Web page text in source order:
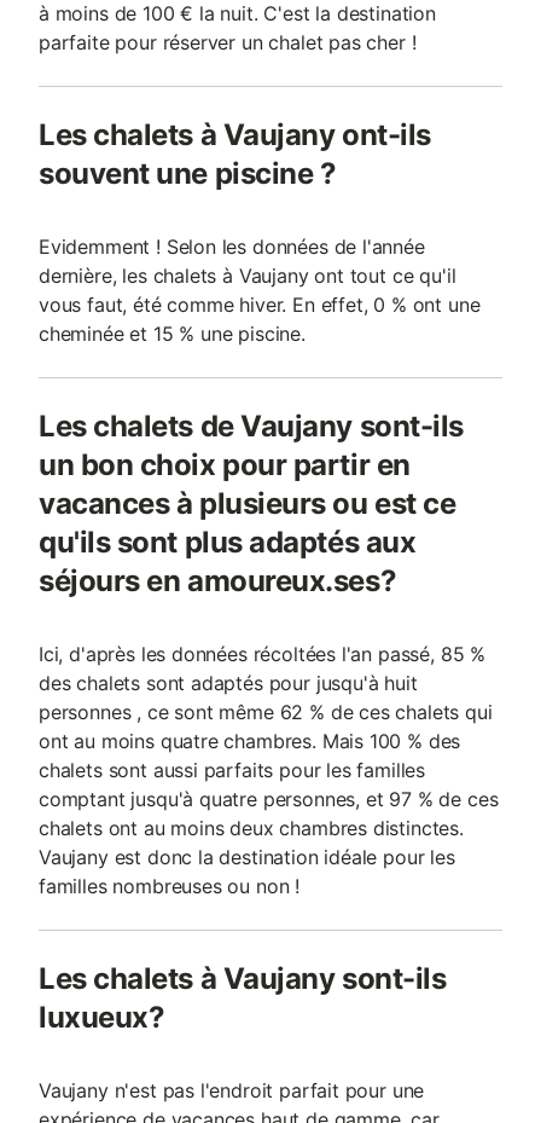
à moins de 100 € la nuit. C'est la destination
parfaite pour réserver un chalet pas cher !
Les chalets à Vaujany ont-ils
souvent une piscine ?
Evidemment ! Selon les données de l'année
dernière, les chalets à Vaujany ont tout ce qu'il
vous faut, été comme hiver. En effet, 0 % ont une
cheminée et 15 % une piscine.
Les chalets de Vaujany sont-ils
un bon choix pour partir en
vacances à plusieurs ou est ce
qu'ils sont plus adaptés aux
séjours en amoureux.ses?
Ici, d'après les données récoltées l'an passé, 85 %
des chalets sont adaptés pour jusqu'à huit
personnes , ce sont même 62 % de ces chalets qui
ont au moins quatre chambres. Mais 100 % des
chalets sont aussi parfaits pour les familles
comptant jusqu'à quatre personnes, et 97 % de ces
chalets ont au moins deux chambres distinctes.
Vaujany est donc la destination idéale pour les
familles nombreuses ou non !
Les chalets à Vaujany sont-ils
luxueux?
Vaujany n'est pas l'endroit parfait pour une